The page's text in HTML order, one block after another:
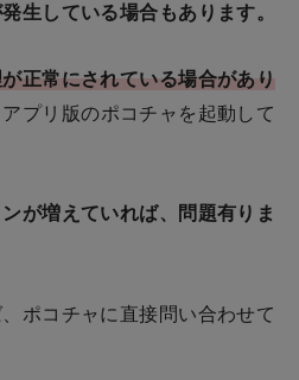
生している場合もあります。
正常にされている場合があり
プリ版のポコチャを起動して
が増えていれば、問題有りま
ポコチャに直接問い合わせて